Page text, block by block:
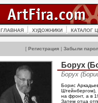
ГЛАВНАЯ ХУДОЖНИКИ КАТАЛОГ
[ Регистрация | Забыли
Борух
Борух
Борис
Штейнбергом),
на фронт, а в
Затем отца